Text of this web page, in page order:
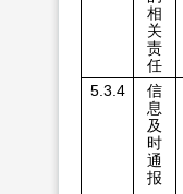
相
关
责
任
5.3.4
信
息
及
时
通
报